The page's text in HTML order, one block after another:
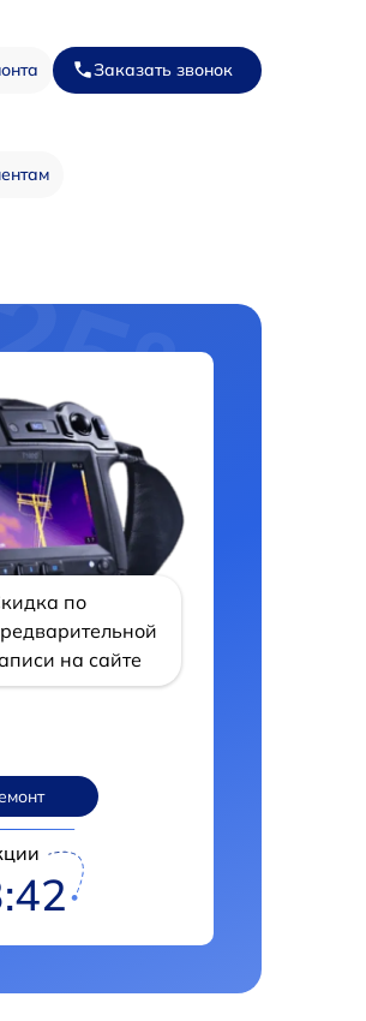
Заказать звонок
по
на сайте